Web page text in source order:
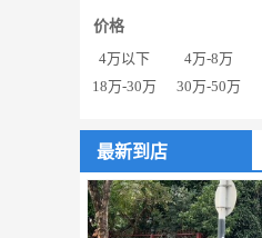
价格
4万以下
4万-8万
18万-30万
30万-50万
最新到店